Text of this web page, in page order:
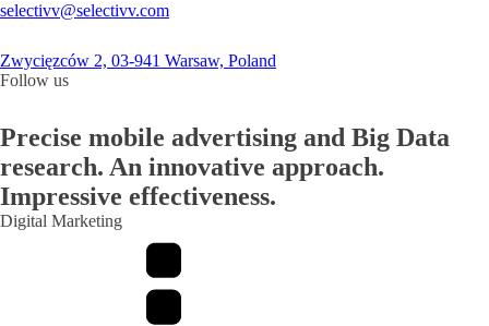
selectivv@selectivv.com
Zwycięzców 2, 03-941 Warsaw, Poland
Follow us
Precise mobile advertising and Big Data
research. An innovative approach.
Impressive effectiveness.
Digital Marketing